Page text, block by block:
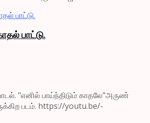
பாட்டு.
"எனில் பாய்ந்திடும் காதலே"அருண்
படம். https://youtu.be/-